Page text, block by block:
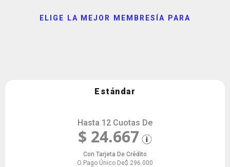
ELIGE LA MEJOR MEMBRESÍA PARA
Estándar
Hasta 12 Cuotas De
$ 24.667
Con Tarjeta De Crédito
O Pago Único De$ 296.000